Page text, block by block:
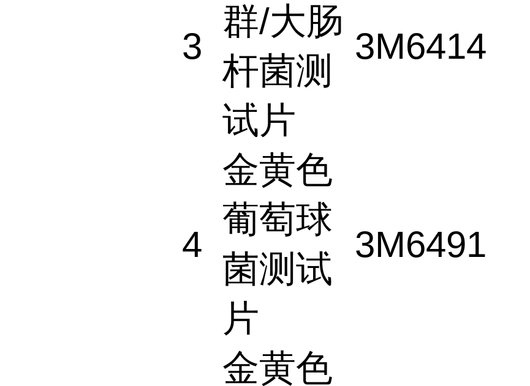
3
群/大肠
杆菌测
试片
3M6414
4
金黄色
葡萄球
菌测试
片
3M6491
金黄色